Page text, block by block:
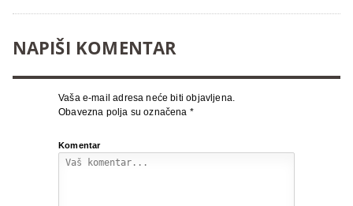
NAPIŠI KOMENTAR
Vaša e-mail adresa neće biti objavljena.
Obavezna polja su označena *
Komentar